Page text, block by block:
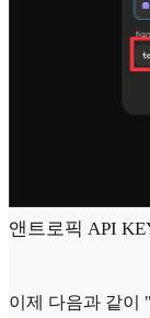
앤트로픽 API
이제 다음과 같이